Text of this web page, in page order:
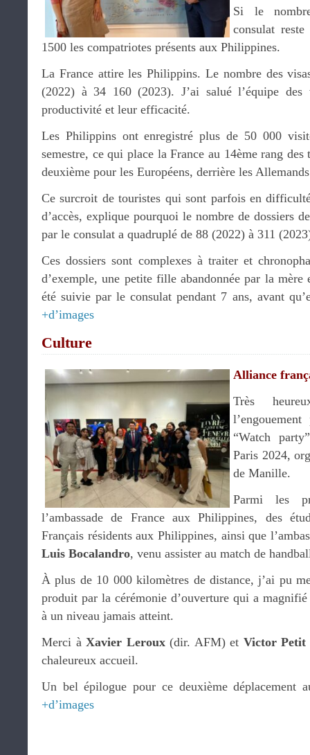
Si le
consulat
1500 les compatriotes présents aux Philippines.
La France attire les Philippins. Le nombre des
(2022) à 34 160 (2023). J’ai salué l’équipe
productivité et leur efficacité.
Les Philippins ont enregistré plus de 50 000
semestre, ce qui place la France au 14ème rang
deuxième pour les Européens, derrière les
Ce surcroit de touristes qui sont parfois en
d’accès, explique pourquoi le nombre de dossiers
par le consulat a quadruplé de 88 (2022) à 311
Ces dossiers sont complexes à traiter et
d’exemple, une petite fille abandonnée par la
été suivie par le consulat pendant 7 ans, avant
+d’images
Culture
Alliance
Très
“Watch
Paris 2024,
de Manille.
Parmi les
l’ambassade de France aux Philippines, des
Français résidents aux Philippines, ainsi que
Luis Bocalandro, venu assister au match de
À plus de 10 000 kilomètres de distance, j’ai pu
produit par la cérémonie d’ouverture qui a
à un niveau jamais atteint.
Merci àXavier Leroux(dir. AFM) et Victor Petit
chaleureux accueil.
Un bel épilogue pour ce deuxième déplacement
+d’images